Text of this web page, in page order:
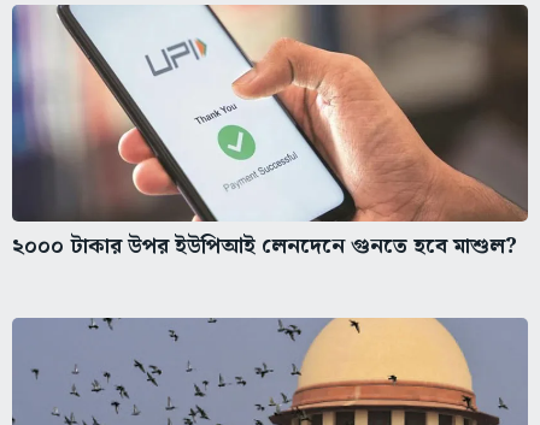
২০০০ টাকার উপর ইউপিআই লেনদেনে গুনতে হবে মাশুল?